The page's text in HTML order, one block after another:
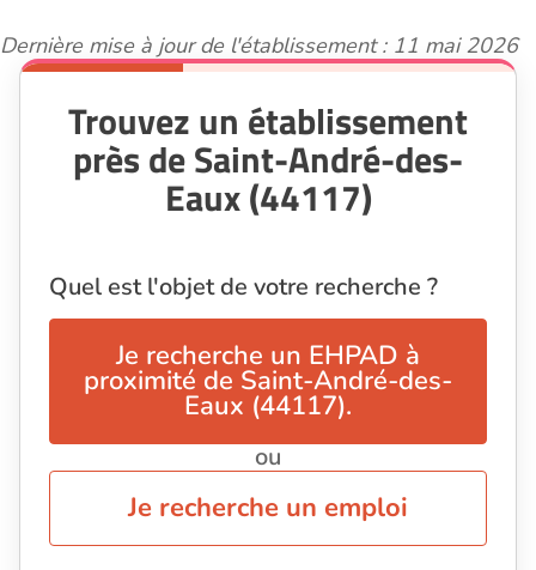
Dernière mise à jour de l'établissement : 11 mai 2026
Trouvez un établissement
près de Saint-André-des-
Eaux (44117)
Quel est l'objet de votre recherche ?
Je recherche un EHPAD à
proximité de Saint-André-des-
Eaux (44117).
ou
Je recherche un emploi